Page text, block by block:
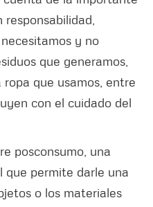
y no
que generamos,
que usamos, entre
con el cuidado del
posconsumo, una
permite darle una
o los materiales